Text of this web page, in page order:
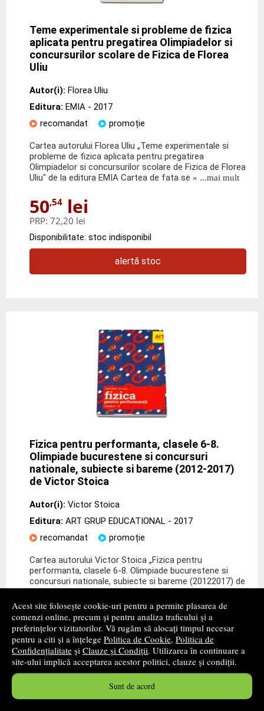
Acest site folosește cookie-uri pentru a permite plasarea de
comenzi online, precum și pentru analiza traficului și a
preferințelor vizitatorilor. Vă rugăm să alocați timpul necesar
pentru a citi și a înțelege Politica de Cookie, Politica de
Confidențialitate și Clauze și Condiții. Utilizarea în continuare a
site-ului implică acceptarea acestor politici, clauze și condiții.
Sunt de acord
Teme experimentale si probleme de fizica
aplicata pentru pregatirea Olimpiadelor si
concursurilor scolare de Fizica de Florea
Uliu
Autor(i): Florea Uliu
Editura: EMIA - 2017
recomandat
promoție
Cartea autorului Florea Uliu „Teme experimentale si
probleme de fizica aplicata pentru pregatirea
Olimpiadelor si concursurilor scolare de Fizica de Florea
Uliu" de la editura EMIA Cartea de fata se » ...mai mult
50,54 lei
PRP: 72,20 lei
Disponibilitate: stoc indisponibil
alertă stoc
Fizica pentru performanta, clasele 6-8.
Olimpiade bucurestene si concursuri
nationale, subiecte si bareme (2012-2017)
de Victor Stoica
Autor(i): Victor Stoica
Editura: ART GRUP EDUCATIONAL - 2017
recomandat
promoție
Cartea autorului Victor Stoica „Fizica pentru
performanta, clasele 6-8. Olimpiade bucurestene si
concursuri nationale, subiecte si bareme (20122017) de
Victor Stoica" de la editura ART GRUP
EDUCATIONAL
» ...mai mult
33,45lei
PRP:42,00 lei
Disponibilitate: stoc indisponibil
alertă stoc